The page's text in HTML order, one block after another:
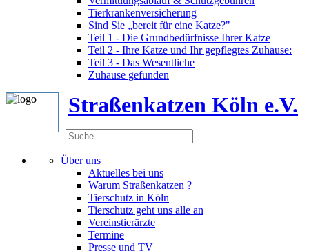
Tierkrankenversicherung
Sind Sie „bereit für eine Katze?"
Teil 1 - Die Grundbedürfnisse Ihrer Katze
Teil 2 - Ihre Katze und Ihr gepflegtes Zuhause:
Teil 3 - Das Wesentliche
Zuhause gefunden
Straßenkatzen Köln e.V.
Über uns
Aktuelles bei uns
Warum Straßenkatzen ?
Tierschutz in Köln
Tierschutz geht uns alle an
Vereinstierärzte
Termine
Presse und TV